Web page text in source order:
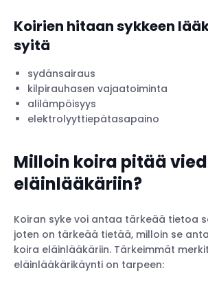
Koirien hitaan sykkeen
syitä
sydänsairaus
kilpirauhasen vajaatoiminta
alilämpöisyys
elektrolyyttiepätasapaino
Milloin koira pitää
eläinlääkäriin?
Koiran syke voi antaa tärkeää tietoa
joten on tärkeää tietää, milloin se
koira eläinlääkäriin. Tärkeimmät
eläinlääkärikäynti on tarpeen: